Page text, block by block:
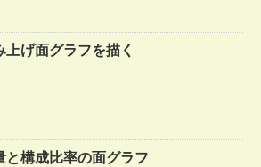
上げ面グラフを描く
と構成比率の面グラフ